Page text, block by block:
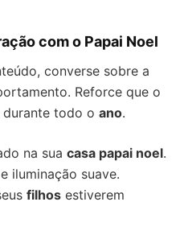
com o Papai Noel
converse sobre a
Reforce que o
todo o ano.
na sua casa papai noel.
iluminação suave.
filhos estiverem